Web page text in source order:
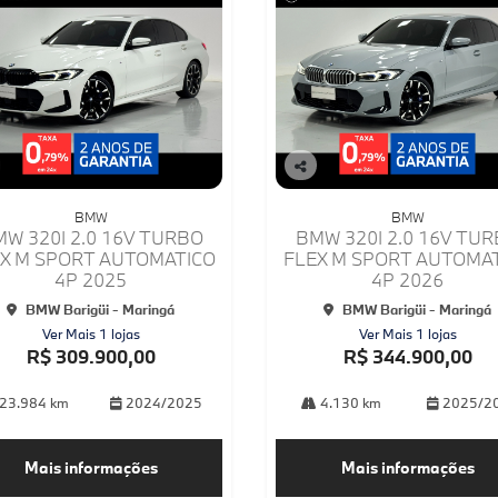
BMW
320I 2.0 16V TURBO
M SPORT AUTOMATICO
4P 2025
BMW Barigüi - Maringá
Ver Mais 1 lojas
R$ 309.900,00
23.984 km 2024/2025
Mais informações
Co
lhe
BMW
BMW 320I 2.0 16V
FLEX M SPORT
4P 2026
BMW Barigüi - Maringá
Ver Mais 1 lojas
R$ 344.900,00
4.130 km 2025/
Mais informações